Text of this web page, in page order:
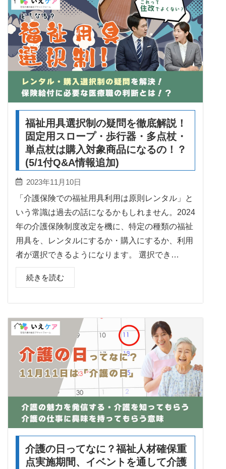
福祉用具選択制の疑問を徹底解説！
固定用スロープ・歩行器・多点杖・
単点杖は購入対象商品になるの！？
(5/1付Q&A情報追加)
2023年11月10日
「介護保険での福祉用具利用は原則レンタル」と
いう常識は過去の話になるかもしれません。2024
年の介護保険制度改定を機に、特定の種類の福祉
用具を、レンタルにするか・購入にするか、利用
者が選択できるようになります。 選択でき…
続きを読む
介護の日ってなに？福祉人材確保重
点実施期間、イベントを通して介護